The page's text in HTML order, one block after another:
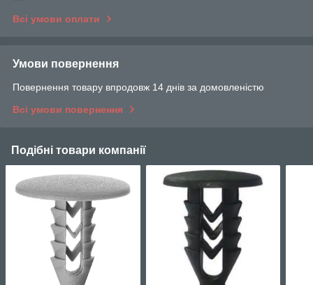
Всі умови оплати
Умови повернення
Повернення товару впродовж 14 днів за домовленістю
Всі умови повернення
Подібні товари компанії